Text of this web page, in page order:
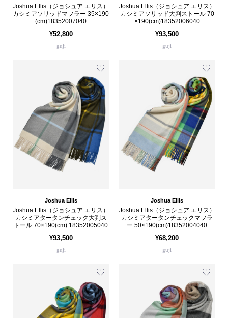
Joshua Ellis（ジョシュア エリス）
カシミアソリッドマフラー 35×190
(cm)18352007040
¥52,800
guji
Joshua Ellis（ジョシュア エリス）
カシミアソリッド大判ストール 70
×190(cm)18352006040
¥93,500
guji
Joshua Ellis
Joshua Ellis（ジョシュア エリス）
カシミアタータンチェック大判ス
トール 70×190(cm) 18352005040
¥93,500
guji
Joshua Ellis
Joshua Ellis（ジョシュア エリス）
カシミアタータンチェックマフラ
ー 50×190(cm)18352004040
¥68,200
guji